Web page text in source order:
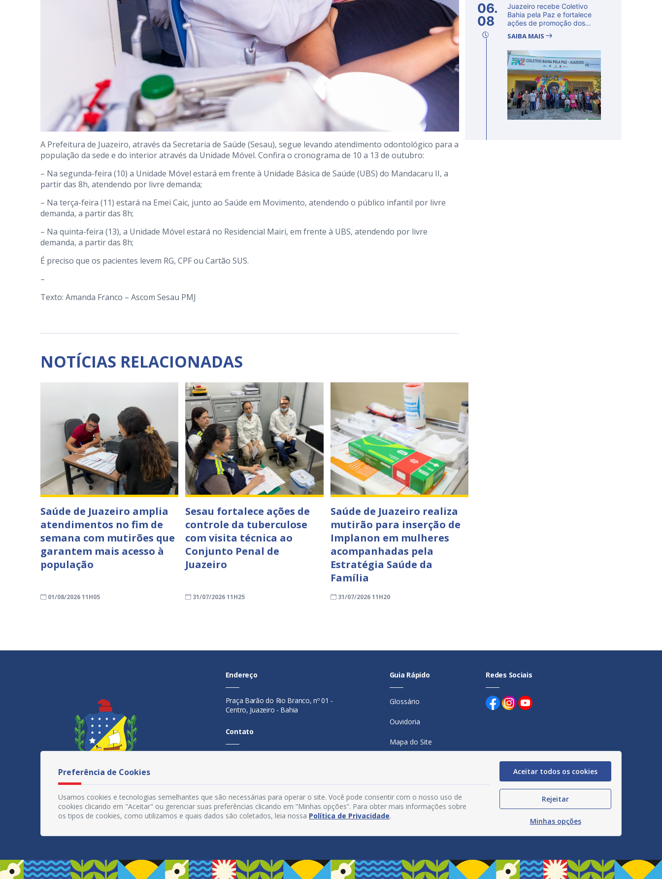
A Prefeitura de Juazeiro, através da Secretaria de Saúde (Sesau), segue levando atendimento odontológico para a
população da sede e do interior através da Unidade Móvel. Confira o cronograma de 10 a 13 de outubro:
– Na segunda-feira (10) a Unidade Móvel estará em frente à Unidade Básica de Saúde (UBS) do Mandacaru II, a
partir das 8h, atendendo por livre demanda;
– Na terça-feira (11) estará na Emei Caic, junto ao Saúde em Movimento, atendendo o público infantil por livre
demanda, a partir das 8h;
– Na quinta-feira (13), a Unidade Móvel estará no Residencial Mairi, em frente à UBS, atendendo por livre
demanda, a partir das 8h;
É preciso que os pacientes levem RG, CPF ou Cartão SUS.
–
Texto: Amanda Franco – Ascom Sesau PMJ
NOTÍCIAS RELACIONADAS
Saúde de Juazeiro amplia
atendimentos no fim de
semana com mutirões que
garantem mais acesso à
população
01/08/2026 11H05
Sesau fortalece ações de
controle da tuberculose
com visita técnica ao
Conjunto Penal de
Juazeiro
31/07/2026 11H25
Saúde de Juazeiro realiza
mutirão para inserção de
Implanon em mulheres
acompanhadas pela
Estratégia Saúde da
Família
31/07/2026 11H20
06.
08
Juazeiro recebe Coletivo
Bahia pela Paz e fortalece
ações de promoção dos
SAIBA MAIS
Endereço
Praça Barão do Rio Branco, nº 01 -
Centro, Juazeiro - Bahia
Contato
Segunda a sexta-feira, das 08h às
Guia Rápido
Glossário
Ouvidoria
Mapa do Site
Manual de Navegação
Política de Privacidade
Redes Sociais
Preferência de Cookies
Usamos cookies e tecnologias semelhantes que são necessárias para operar o site. Você pode consentir com o nosso uso de
cookies clicando em "Aceitar" ou gerenciar suas preferências clicando em “Minhas opções”. Para obter mais informações sobre
os tipos de cookies, como utilizamos e quais dados são coletados, leia nossa Política de Privacidade.
Aceitar todos os cookies
Rejeitar
Minhas opções